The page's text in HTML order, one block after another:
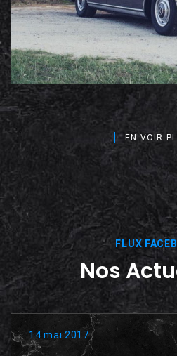
Mercedes
Portfolio photos
EN VOIR
FLUX
Nos
14 mai 2017